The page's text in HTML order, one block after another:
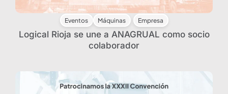
Eventos Máquinas Empresa
Logical Rioja se une a ANAGRUAL como socio
colaborador